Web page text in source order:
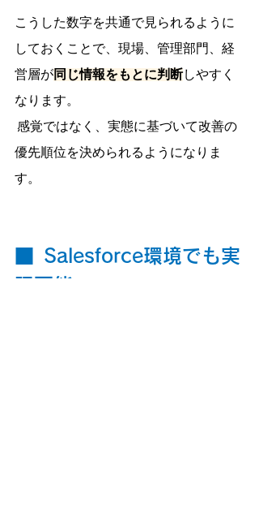
こうした数字を共通で見られるように
しておくことで、現場、管理部門、経
営層が同じ情報をもとに判断しやすく
なります。
優先順位を決められるようになりま
す。
Salesforce環境でも実
現可能